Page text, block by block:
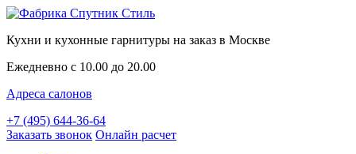
Кухни и кухонные гарнитуры на заказ в Москве
Ежедневно с 10.00 до 20.00
Адреса салонов
+7 (495) 644-36-64
Заказать звонок Онлайн расчет